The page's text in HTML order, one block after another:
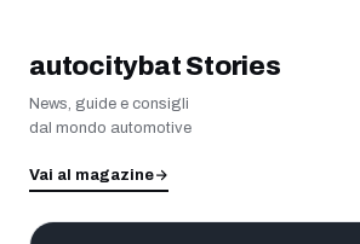
autocitybat Stories
News, guide e consigli
dal mondo automotive
Vai al magazine